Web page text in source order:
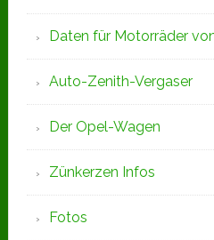
Daten für Motorräder
Auto-Zenith-Vergaser
Der Opel-Wagen
Zünkerzen Infos
Fotos